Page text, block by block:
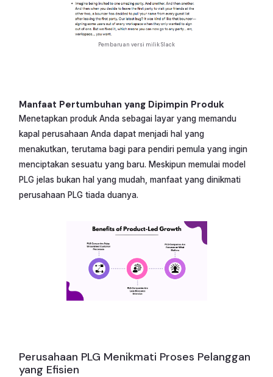
Pembaruan versi milik Slack
Manfaat Pertumbuhan yang Dipimpin Produk
Menetapkan produk Anda sebagai layar yang memandu
kapal perusahaan Anda dapat menjadi hal yang
menakutkan, terutama bagi para pendiri pemula yang ingin
menciptakan sesuatu yang baru. Meskipun memulai model
PLG jelas bukan hal yang mudah, manfaat yang dinikmati
perusahaan PLG tiada duanya.
Perusahaan PLG Menikmati Proses Pelanggan
yang Efisien